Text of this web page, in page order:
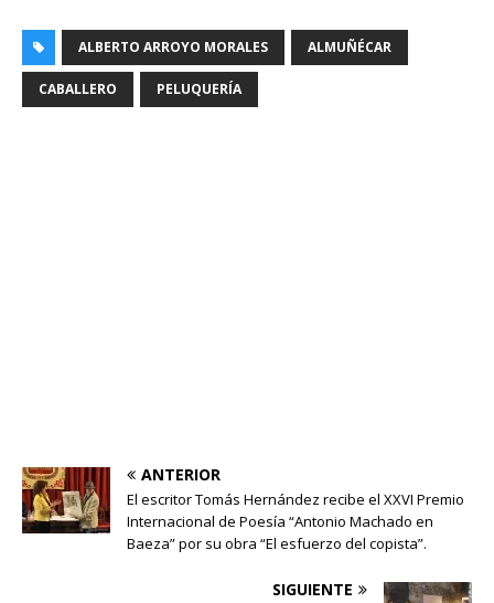
ALBERTO ARROYO MORALES ALMUÑÉCAR
CABALLERO PELUQUERÍA
ANTERIOR
El escritor Tomás Hernández recibe el XXVI Premio
Internacional de Poesía “Antonio Machado en
Baeza” por su obra “El esfuerzo del copista”.
SIGUIENTE